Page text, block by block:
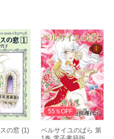
の窓 (1)
無料
55％OFF
ベルサイユのばら 第